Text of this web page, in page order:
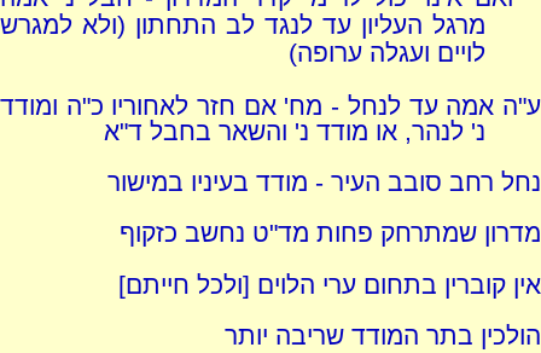
מרגל העליון עד לנגד לב התחתון (ולא למגרש
לויים ועגלה ערופה)
ע"ה אמה עד לנחל - מח' אם חזר לאחוריו כ"ה ומודד
נ' לנהר, או מודד נ' והשאר בחבל ד"א
נחל רחב סובב העיר - מודד בעיניו במישור
מדרון שמתרחק פחות מד"ט נחשב כזקוף
אין קוברין בתחום ערי הלוים [ולכל חייתם]
הולכין בתר המודד שריבה יותר